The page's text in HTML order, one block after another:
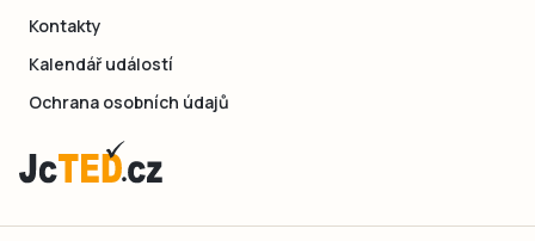
Kontakty
Kalendář událostí
Ochrana osobních údajů